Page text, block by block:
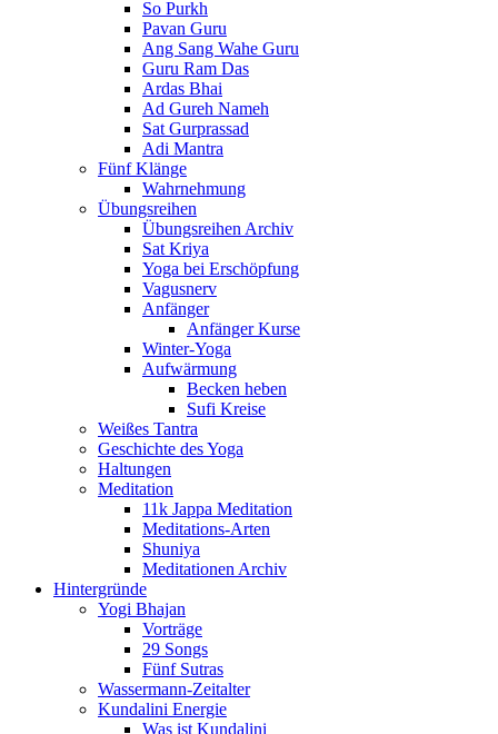
So Purkh
Pavan Guru
Ang Sang Wahe Guru
Guru Ram Das
Ardas Bhai
Ad Gureh Nameh
Sat Gurprassad
Adi Mantra
Fünf Klänge
Wahrnehmung
Übungsreihen
Übungsreihen Archiv
Sat Kriya
Yoga bei Erschöpfung
Vagusnerv
Anfänger
Anfänger Kurse
Winter-Yoga
Aufwärmung
Becken heben
Sufi Kreise
Weißes Tantra
Geschichte des Yoga
Haltungen
Meditation
11k Jappa Meditation
Meditations-Arten
Shuniya
Meditationen Archiv
Hintergründe
Yogi Bhajan
Vorträge
29 Songs
Fünf Sutras
Wassermann-Zeitalter
Kundalini Energie
Was ist Kundalini